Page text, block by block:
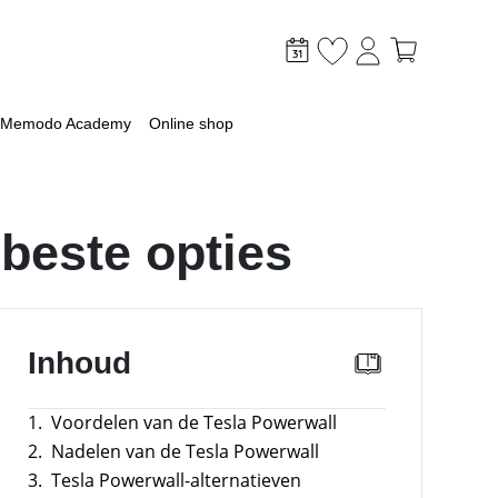
je PV & opslag
met een batterij
voor grootschalige toepassingen
Memodo Academy Online shop
opties
Inhoud
1. Voordelen van de Tesla Powerwall
2. Nadelen van de Tesla Powerwall
3. Tesla Powerwall-alternatieven